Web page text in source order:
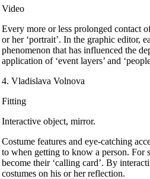
Video
Every more or less prolonged contact
or her ‘portrait’. In the graphic editor,
phenomenon that has influenced the
application of ‘event layers’ and
4. Vladislava Volnova
Fitting
Interactive object, mirror.
Costume features and eye-catching
to when getting to know a person. For
become their ‘calling card’. By
costumes on his or her reflection.